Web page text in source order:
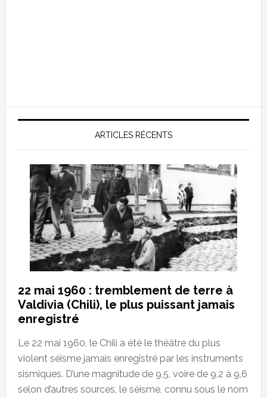
ARTICLES RÉCENTS
22 mai 1960 : tremblement de terre à
Valdivia (Chili), le plus puissant jamais
enregistré
Le 22 mai 1960, le Chili a été le théâtre du plus
violent séisme jamais enregistré par les instruments
sismiques. D’une magnitude de 9,5, voire de 9,2 à 9,6
selon d’autres sources, le séisme, connu sous le nom